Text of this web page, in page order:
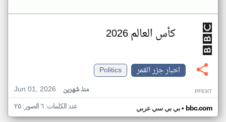
كأس العالم 2026
اخبار جزر القمر
Politics
Jun 01, 2026
منذ شهرين PF63IT
بي بي سي عربي• bbc.com عدد الكلمات: ٦ الصور: ٢٥